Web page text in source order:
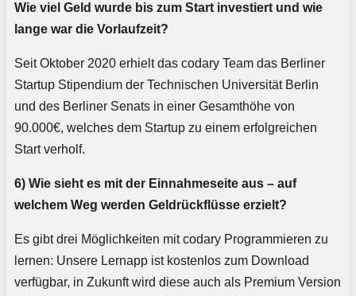
Wie viel Geld wurde bis zum Start investiert und wie
lange war die Vorlaufzeit?
Seit Oktober 2020 erhielt das codary Team das Berliner
Startup Stipendium der Technischen Universität Berlin
und des Berliner Senats in einer Gesamthöhe von
90.000€, welches dem Startup zu einem erfolgreichen
Start verholf.
6) Wie sieht es mit der Einnahmeseite aus – auf
welchem Weg werden Geldrückflüsse erzielt?
Es gibt drei Möglichkeiten mit codary Programmieren zu
lernen: Unsere Lernapp ist kostenlos zum Download
verfügbar, in Zukunft wird diese auch als Premium Version